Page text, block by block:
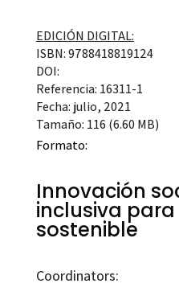
EDICIÓN DIGITAL:
ISBN: 9788418819124
DOI:
Referencia: 16311-1
Fecha: julio, 2021
Tamaño: 116 (6.60 MB)
Formato:
Innovación
inclusiva
sostenible
Coordinators: